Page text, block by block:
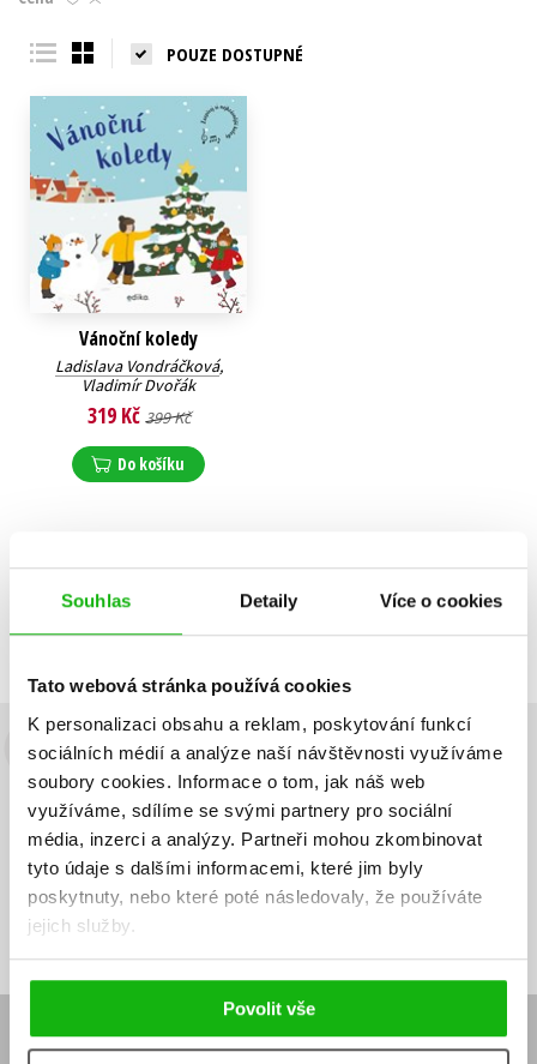
Souhlas Detaily Více o cookies
Tato webová stránka používá cookies
K personalizaci obsahu a reklam, poskytování funkcí
sociálních médií a analýze naší návštěvnosti využíváme
soubory cookies. Informace o tom, jak náš web
využíváme, sdílíme se svými partnery pro sociální
média, inzerci a analýzy. Partneři mohou zkombinovat
tyto údaje s dalšími informacemi, které jim byly
poskytnuty, nebo které poté následovaly, že používáte
jejich služby.
Povolit vše
Young adult (SK)
POUZE DOSTUPNÉ
Vánoční koledy
Ladislava Vondráčková,
Vladimír Dvořák
319 Kč 399 Kč
Do košíku
Zobraz záznamů
Zobrazuji 1 až 1 z celkem 1 záznamů
Předchozí 1 Další
Budete to vědět jako první!
Zajímá Vás, jaký knižní hit právě vychází, na jaké zboží je výhodná
sleva, jaká běží soutěž o ceny? Přihlášením k odběru našich e-
mailových novineksouhlasíte se zpracováním osobních údajů
Vaše e-
mailová
adresa
Vaše e-
mailová
adresa
Vaše e-mailová adresa
E-SHOP